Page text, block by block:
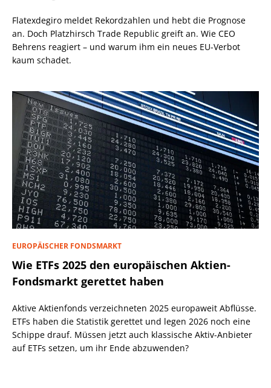
Flatexdegiro meldet Rekordzahlen und hebt die Prognose
an. Doch Platzhirsch Trade Republic greift an. Wie CEO
Behrens reagiert – und warum ihm ein neues EU-Verbot
kaum schadet.
EUROPÄISCHER FONDSMARKT
Wie ETFs 2025 den europäischen Aktien-
Fondsmarkt gerettet haben
Aktive Aktienfonds verzeichneten 2025 europaweit Abflüsse.
ETFs haben die Statistik gerettet und legen 2026 noch eine
Schippe drauf. Müssen jetzt auch klassische Aktiv-Anbieter
auf ETFs setzen, um ihr Ende abzuwenden?